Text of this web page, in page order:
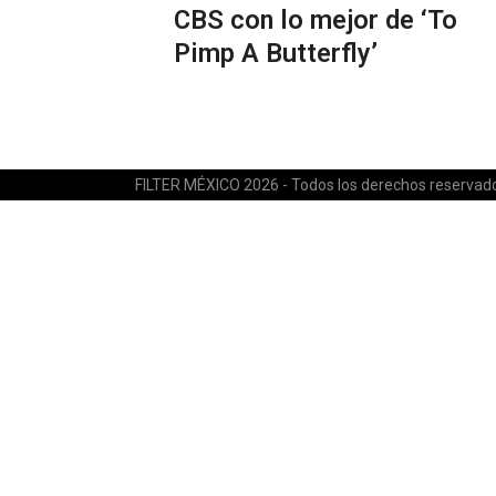
CBS con lo mejor de ‘To
Pimp A Butterfly’
FILTER MÉXICO 2026 - Todos los derechos